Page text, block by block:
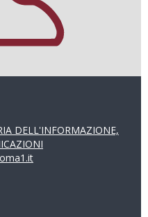
DELL'INFORMAZIONE,